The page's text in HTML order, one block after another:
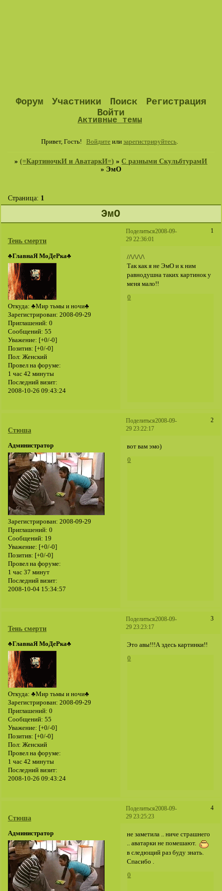
Форум Участники Поиск
Регистрация
Войти
Активные темы
Привет, Гость! Войдитеили зарегистрируйтесь.
»(=КартиночкИ и АватаркИ=) »С разными СкульбтурамИ
» ЭмО
ЭмО
Страница: 1
Поделиться 1
2008-09-
29 22:36:01
Тень смерти
♣ГлавнаЯ МоДеРка♣
Откуда: ♣Мир тьмы и ночи♣
Зарегистрирован: 2008-09-29
Приглашений: 0
Сообщений: 55
Уважение: [+0/-0]
Позитив: [+0/-0]
Пол: Женский
Провел на форуме:
1 час 42 минуты
Последний визит:
2008-10-26 09:43:24
//\/\/\/\
Так как я не ЭмО и к ним
равнодушна таких картинок у
меня мало!!
0
Поделиться 2
2008-09-
29 23:22:17
Стюша
Администратор
Зарегистрирован: 2008-09-29
Приглашений: 0
Сообщений: 19
Уважение: [+0/-0]
Позитив: [+0/-0]
Провел на форуме:
1 час 37 минут
Последний визит:
2008-10-04 15:34:57
вот вам эмо)
0
Поделиться 3
2008-09-
29 23:23:17
Тень смерти
♣ГлавнаЯ МоДеРка♣
Откуда: ♣Мир тьмы и ночи♣
Зарегистрирован: 2008-09-29
Приглашений: 0
Сообщений: 55
Уважение: [+0/-0]
Позитив: [+0/-0]
Пол: Женский
Провел на форуме:
1 час 42 минуты
Последний визит:
2008-10-26 09:43:24
Это авы!!!А здесь картинки!!
0
Поделиться 4
2008-09-
29 23:25:23
Стюша
Администратор
не заметила .. ниче страшнего
.. аватарки не помешают.
в следющий раз буду знать.
Спасибо .
0